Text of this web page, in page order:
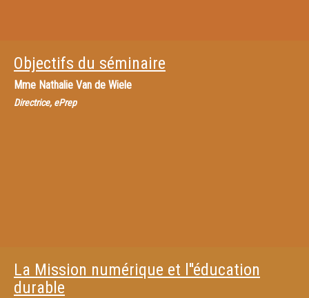
Objectifs du séminaire
Mme Nathalie Van de Wiele
Directrice, ePrep
La Mission numérique et l''éducation
durable